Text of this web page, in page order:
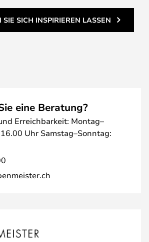
SIE SICH INSPIRIEREN LASSEN
eine Beratung?
Erreichbarkeit: Montag–
Uhr Samstag–Sonntag: